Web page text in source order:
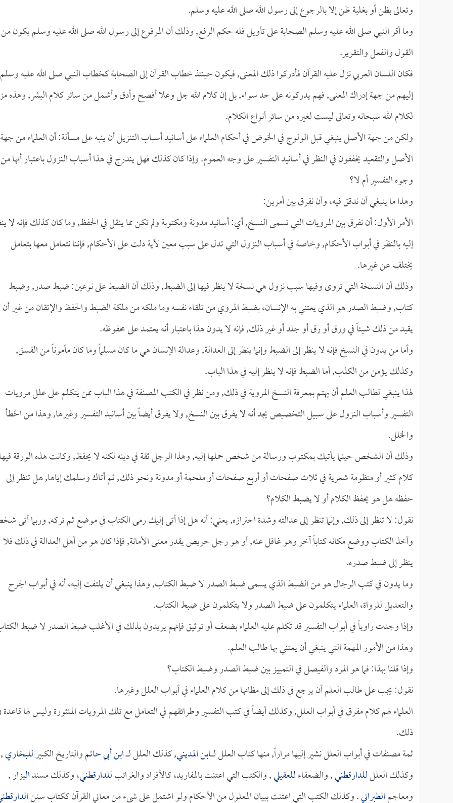
وتعالى بظن أو بغلبة ظن إلا بالرجوع إلى رسول الله صلى الله عليه وسلم.
وما أقر النبي صلى الله عليه وسلم الصحابة على تأويل فله حكم الرفع, وذلك أن المرفوع إلى رسول الله صلى الله عليه وسلم يكون من
القول والفعل والتقرير.
فكان اللسان العربي نزل عليه القرآن فأدركوا ذلك المعنى, فيكون حينئذ خطاب القرآن إلى الصحابة كخطاب النبي صلى الله عليه وسلم
إليهم من جهة إدراك المعنى, فهم يدركونه على حد سواء, بل إن كلام الله جل وعلا أفصح وأدق وأشمل من سائر كلام البشر, وهذه
لكلام الله سبحانه وتعالى ليست لغيره من سائر أنواع الكلام.
ولكن من جهة الأصل ينبغي قبل الولوج في الخوض في أحكام العلماء على أسانيد أسباب التنزيل أن ينبه على مسألة: أن العلماء من جهة
الأصل والتقعيد يخففون في النظر في أسانيد التفسير على وجه العموم. وإذا كان كذلك فهل يندرج في هذا أسباب النزول باعتبار أنها من
وجوه التفسير أم لا؟
وهذا ما ينبغي أن ندقق فيه، وأن نفرق بين أمرين:
الأمر الأول: أن نفرق بين المرويات التي تسمى النسخ, أي: أسانيد مدونة ومكتوبة ولم تكن مما ينقل في الحفظ, وما كان كذلك فإنه لا
إليه بالنظر في أبواب الأحكام, وخاصة في أسباب النزول التي تدل على سبب معين لآية دلت على الأحكام, فإننا نتعامل معها بتعامل
يختلف عن غيرها.
وذلك أن النسخة التي تروى وفيها سبب نزول هي نسخة لا ينظر فيها إلى الضبط, وذلك أن الضبط على نوعين: ضبط صدر, وضبط
كتاب, وضبط الصدر هو الذي يعتني به الإنسان، بضبط المروي من تلقاء نفسه وما ملكه من ملكة الضبط والحفظ والإتقان من غير أن
يقيد من ذلك شيئاً في ورق أو رق أو جلد أو غير ذلك, فإنه لا يدون هذا باعتبار أنه يعتمد على محفوظه.
وأما من يدون في النسخ فإنه لا ينظر إلى الضبط وإنما ينظر إلى العدالة, وعدالة الإنسان هي ما كان مسلماً وما كان مأموناً من الفسق,
وكذلك يؤمن من الكذب, أما الضبط فإنه لا ينظر إليه في هذا الباب.
لهذا ينبغي لطالب العلم أن يهتم بمعرفة النسخ المروية في ذلك, ومن نظر في الكتب المصنفة في هذا الباب ممن يتكلم على علل مرويات
التفسير وأسباب النزول على سبيل التخصيص يجد أنه لا يفرق بين النسخ, ولا يفرق أيضاً بين أسانيد التفسير وغيرها, وهذا من الخطأ
والخلل.
وذلك أن الشخص حينما يأتيك بمكتوب ورسالة من شخص حملها إليه, وهذا الرجل ثقة في دينه لكنه لا يحفظ, وكانت هذه الورقة
كلام كثير أو منظومة شعرية في ثلاث صفحات أو أربع صفحات أو ملحمة أو مدونة ونحو ذلك, ثم أتاك وسلمك إياها, هل تنظر إلى
حفظه هل هو يحفظ الكلام أو لا يضبط الكلام؟
نقول: لا تنظر إلى ذلك, وإنما تنظر إلى عدالته وشدة احترازه, يعني: أنه هل إذا أتى إليك رمى الكتاب في موضع ثم تركه, وربما أتى
وأخذ الكتاب ووضع مكانه كتاباً آخر وهو غافل عنه, أو هو رجل حريص يقدر معنى الأمانة, فإذا كان هو من أهل العدالة في ذلك فلا
ينظر إلى ضبط صدره.
وما يدون في كتب الرجال هو من الضبط الذي يسمى ضبط الصدر لا ضبط الكتاب, وهذا ينبغي أن يلتفت إليه، أنه في أبواب الجرح
والتعديل للرواة، العلماء يتكلمون على ضبط الصدر ولا يتكلمون على ضبط الكتاب.
وإذا وجدت راوياً في أبواب التفسير قد تكلم عليه العلماء بضعف أو توثيق فإنهم يريدون بذلك في الأغلب ضبط الصدر لا ضبط
وهذا من الأمور المهمة التي ينبغي أن يعتني بها طالب العلم.
وإذا قلنا بهذا: فما هو المرد والفيصل في التمييز بين ضبط الصدر وضبط الكتاب؟
نقول: يجب على طالب العلم أن يرجع في ذلك إلى مظانها من كلام العلماء في أبواب العلل وغيرها.
العلماء لهم كلام مفرق في أبواب العلل, وكذلك أيضاً في كتب التفسير وطرائقهم في التعامل مع تلك المرويات المنثورة وليس لها قاعدة
ذلك.
ثمة مصنفات في أبواب العلل نشير إليها مراراً, منها كتاب العلل لـــــابن المديني, كذلك العلل لـــــابن أبي حاتموالتاريخ الكبيرللبخاري,
وكذلك العللللدارقطني, والضعفاءللعقيلي, والكتب التي اعتنت بالمفاريد، كالأفراد والغرائبللدارقطني، وكذلك مسندالبزار,
ومعاجمالطبراني. وكذلك الكتب التي اعتنت ببيان المعلول من الأحكام ولو اشتمل على شيء من معاني القرآن ككتاب سنن